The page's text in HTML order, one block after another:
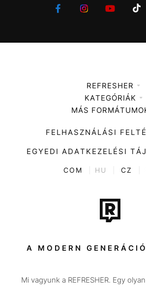
REFRESHER
Médiaajánlat
KATEGÓRIÁK
Zene
Divat
Kultúra
ENTR
Tech-Tudomány
Sport
Társadalom
Utazás
MÁS
FELHASZNÁLÁSI
EGYEDI ADATKEZELÉSI
COM HU CZ
A MODERN
Mi vagyunk a REFRESHER. Egy